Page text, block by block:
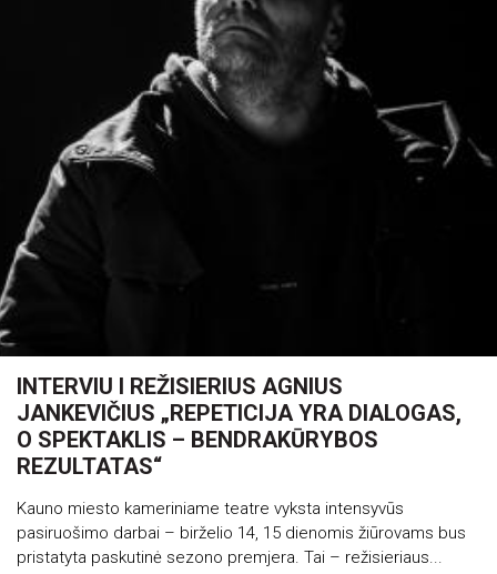
INTERVIU I REŽISIERIUS AGNIUS
JANKEVIČIUS „REPETICIJA YRA DIALOGAS,
O SPEKTAKLIS – BENDRAKŪRYBOS
REZULTATAS“
Kauno miesto kameriniame teatre vyksta intensyvūs
pasiruošimo darbai – birželio 14, 15 dienomis žiūrovams bus
pristatyta paskutinė sezono premjera. Tai – režisieriaus...